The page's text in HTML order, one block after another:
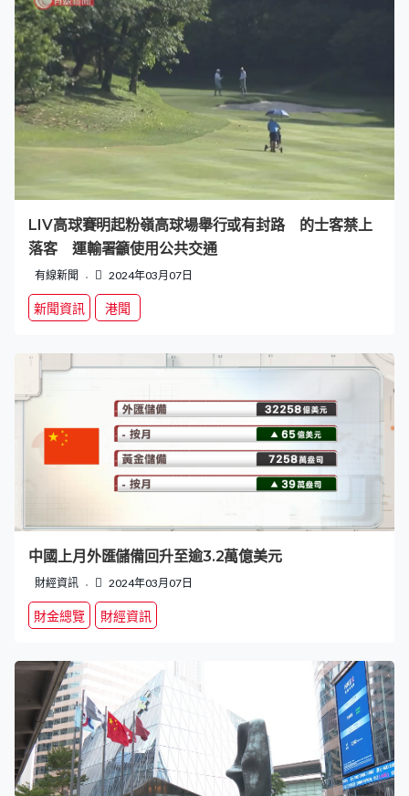
LIV高球賽明起粉嶺高球場舉行或有封路 的士客禁上
落客 運輸署籲使用公共交通
有線新聞 2024年03月07日
新聞資訊 港聞
中國上月外匯儲備回升至逾3.2萬億美元
財經資訊 2024年03月07日
財金總覽 財經資訊